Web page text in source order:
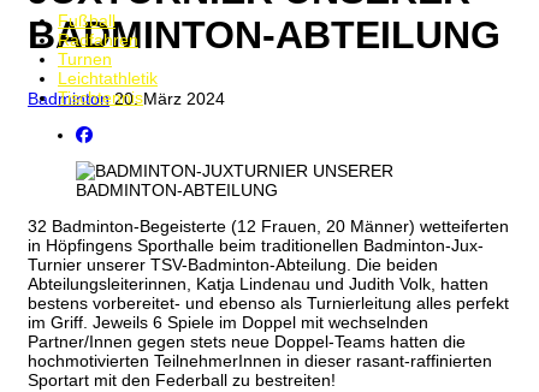
Fußball
Radfahren
Turnen
Leichtathletik
Tischtennis
BADMINTON-ABTEILUNG
Badminton 20. März 2024
32 Badminton-Begeisterte (12 Frauen, 20 Männer) wetteiferten
in Höpfingens Sporthalle beim traditionellen Badminton-Jux-
Turnier unserer TSV-Badminton-Abteilung. Die beiden
Abteilungsleiterinnen, Katja Lindenau und Judith Volk, hatten
bestens vorbereitet- und ebenso als Turnierleitung alles perfekt
im Griff. Jeweils 6 Spiele im Doppel mit wechselnden
Partner/Innen gegen stets neue Doppel-Teams hatten die
hochmotivierten TeilnehmerInnen in dieser rasant-raffinierten
Sportart mit den Federball zu bestreiten!